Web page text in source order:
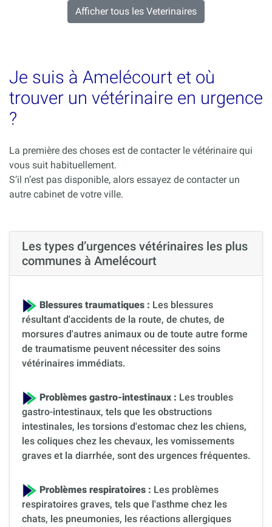
Afficher tous les Veterinaires
Je suis à Amelécourt et où
trouver un vétérinaire en urgence
?
La première des choses est de contacter le vétérinaire qui
vous suit habituellement.
S’il n’est pas disponible, alors essayez de contacter un
autre cabinet de votre ville.
Les types d’urgences vétérinaires les plus
communes à Amelécourt
Blessures traumatiques : Les blessures
résultant d'accidents de la route, de chutes, de
morsures d'autres animaux ou de toute autre forme
de traumatisme peuvent nécessiter des soins
vétérinaires immédiats.
Problèmes gastro-intestinaux : Les troubles
gastro-intestinaux, tels que les obstructions
intestinales, les torsions d'estomac chez les chiens,
les coliques chez les chevaux, les vomissements
graves et la diarrhée, sont des urgences fréquentes.
Problèmes respiratoires : Les problèmes
respiratoires graves, tels que l'asthme chez les
chats, les pneumonies, les réactions allergiques